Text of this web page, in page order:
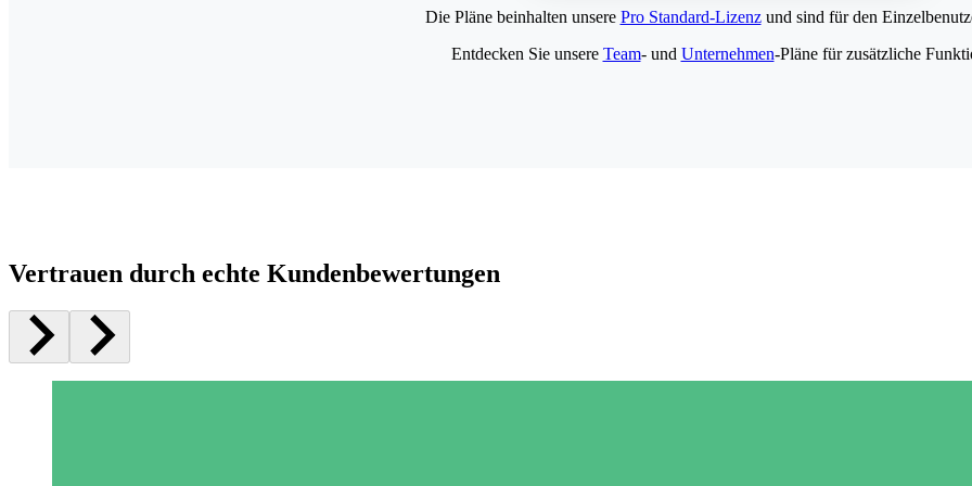
Die Pläne beinhalten unsere Pro Standard-Lizenzund sind für den
Entdecken Sie unsere Team- und Unternehmen-Pläne für zusätzliche
Vertrauen durch echte Kundenbewertungen